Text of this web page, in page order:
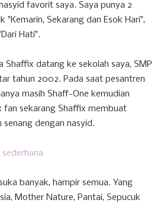
favorit saya. Saya punya 2
"Kemarin, Sekarang dan Esok Hari",
Hati".
Shaffix datang ke sekolah saya, SMP
tahun 2002. Pada saat pesantren
masih Shaff-One kemudian
fan sekarang Shaffix membuat
dengan nasyid.
sederhana
banyak, hampir semua. Yang
Mother Nature, Pantai, Sepucuk